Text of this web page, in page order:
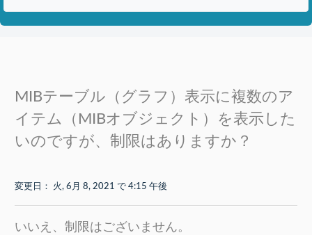
MIBテーブル（グラフ）表示に複数のア
イテム（MIBオブジェクト）を表示した
いのですが、制限はありますか？
変更日： 火, 6月 8, 2021 で 4:15 午後
いいえ、制限はございません。